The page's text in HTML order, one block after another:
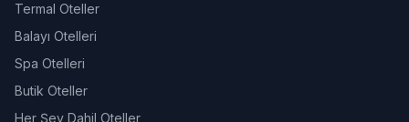
Termal Oteller
Balayı Otelleri
Spa Otelleri
Butik Oteller
Her Şey Dahil Oteller